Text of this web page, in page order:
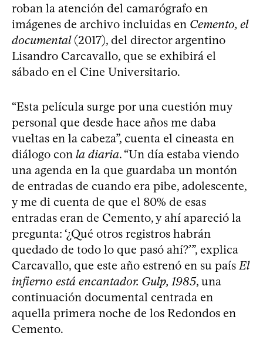
roban la atención del camarógrafo en
imágenes de archivo incluidas en Cemento, el
documental(2017), del director argentino
Lisandro Carcavallo, que se exhibirá el
sábado en el Cine Universitario.
“Esta película surge por una cuestión muy
personal que desde hace años me daba
vueltas en la cabeza”, cuenta el cineasta en
diálogo con la diaria. “Un día estaba viendo
una agenda en la que guardaba un montón
de entradas de cuando era pibe, adolescente,
y me di cuenta de que el 80% de esas
entradas eran de Cemento, y ahí apareció la
pregunta: ‘¿Qué otros registros habrán
quedado de todo lo que pasó ahí?’”, explica
Carcavallo, que este año estrenó en su país El
infierno está encantador. Gulp, 1985, una
continuación documental centrada en
aquella primera noche de los Redondos en
Cemento.